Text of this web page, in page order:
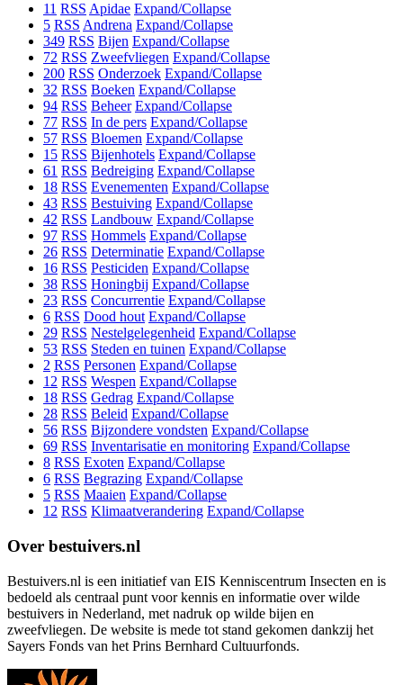
11 RSS Apidae Expand/Collapse
5 RSS Andrena Expand/Collapse
349 RSS Bijen Expand/Collapse
72 RSS Zweefvliegen Expand/Collapse
200 RSS Onderzoek Expand/Collapse
32 RSS Boeken Expand/Collapse
94 RSS Beheer Expand/Collapse
77 RSS In de pers Expand/Collapse
57 RSS Bloemen Expand/Collapse
15 RSS Bijenhotels Expand/Collapse
61 RSS Bedreiging Expand/Collapse
18 RSS Evenementen Expand/Collapse
43 RSS Bestuiving Expand/Collapse
42 RSS Landbouw Expand/Collapse
97 RSS Hommels Expand/Collapse
26 RSS Determinatie Expand/Collapse
16 RSS Pesticiden Expand/Collapse
38 RSS Honingbij Expand/Collapse
23 RSS Concurrentie Expand/Collapse
6 RSS Dood hout Expand/Collapse
29 RSS Nestelgelegenheid Expand/Collapse
53 RSS Steden en tuinen Expand/Collapse
2 RSS Personen Expand/Collapse
12 RSS Wespen Expand/Collapse
18 RSS Gedrag Expand/Collapse
28 RSS Beleid Expand/Collapse
56 RSS Bijzondere vondsten Expand/Collapse
69 RSS Inventarisatie en monitoring Expand/Collapse
8 RSS Exoten Expand/Collapse
6 RSS Begrazing Expand/Collapse
5 RSS Maaien Expand/Collapse
12 RSS Klimaatverandering Expand/Collapse
Over bestuivers.nl
Bestuivers.nl is een initiatief van EIS Kenniscentrum Insecten en is
bedoeld als centraal punt voor kennis en informatie over wilde
bestuivers in Nederland, met nadruk op wilde bijen en
zweefvliegen. De website is mede tot stand gekomen dankzij het
Sayers Fonds van het Prins Bernhard Cultuurfonds.